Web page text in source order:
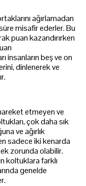
ağırlamadan
misafir ederler. Bu
puan kazandırırken
insanların beş ve on
dinlenerek ve
etmeyen ve
çok daha sık
ve ağırlık
sadece iki kenarda
zorunda olabilir.
koltuklara farklı
genelde